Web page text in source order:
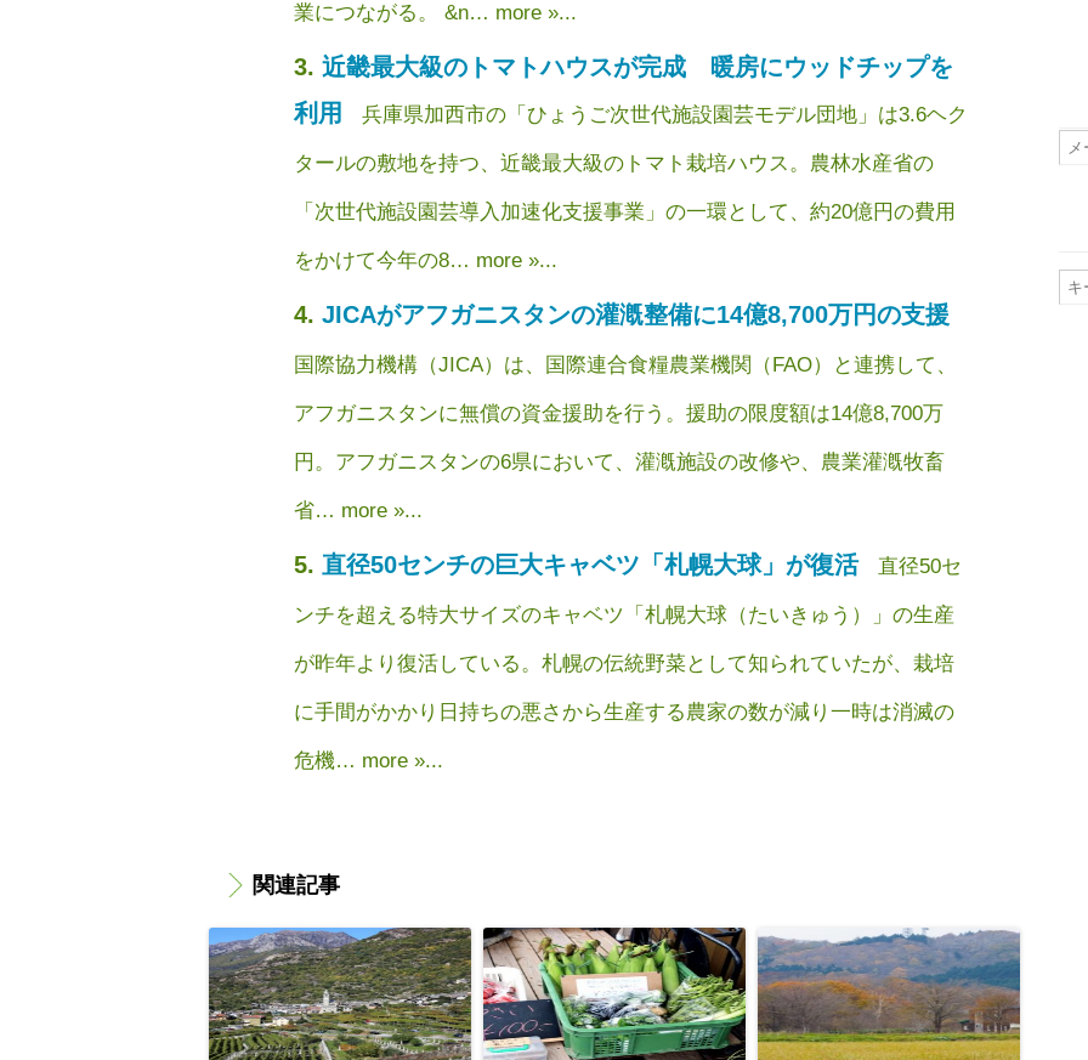
業につながる。 &n… more »...
近畿最大級のトマトハウスが完成 暖房にウッドチップを
利用
兵庫県加西市の「ひょうご次世代施設園芸モデル団地」は3.6ヘク
タールの敷地を持つ、近畿最大級のトマト栽培ハウス。農林水産省の
「次世代施設園芸導入加速化支援事業」の一環として、約20億円の費用
をかけて今年の8… more »...
JICAがアフガニスタンの灌漑整備に14億8,700万円の支援
国際協力機構（JICA）は、国際連合食糧農業機関（FAO）と連携して、
アフガニスタンに無償の資金援助を行う。援助の限度額は14億8,700万
円。アフガニスタンの6県において、灌漑施設の改修や、農業灌漑牧畜
省… more »...
直径50センチの巨大キャベツ「札幌大球」が復活 直径50セ
ンチを超える特大サイズのキャベツ「札幌大球（たいきゅう）」の生産
が昨年より復活している。札幌の伝統野菜として知られていたが、栽培
に手間がかかり日持ちの悪さから生産する農家の数が減り一時は消滅の
危機… more »...
関連記事